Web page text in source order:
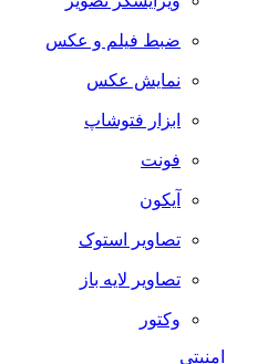
ضبط فيلم و عكس
نمایش عکس
ابزار فتوشاپ
فونت
آیکون
تصاویر استوک
تصاویر لایه باز
وکتور
امنیتی